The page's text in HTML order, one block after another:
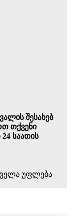
შესახებ
თქვენი
საათის
უფლება